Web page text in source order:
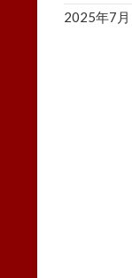
2025年7月